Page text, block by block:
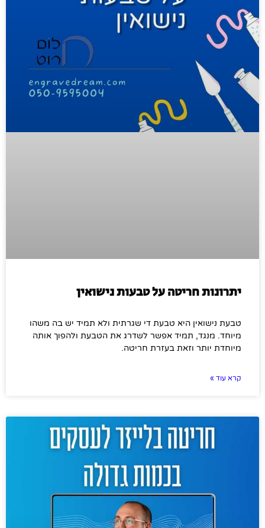
יתרונות חריטה על טבעות נישואין
טבעת נישואין היא טבעת די שגרתית ולא תמיד יש בה משהו
מיוחד. מנגד, תמיד אפשר לשדרג את הטבעת ולהפוך אותה
מיוחדת יותר וזאת בעזרת חריטה.
קרא עוד »